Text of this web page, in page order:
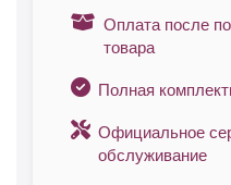
Оплата после
товара
Полная
Официальное
обслуживание